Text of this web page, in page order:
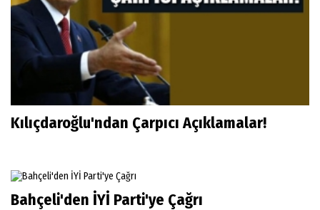
Kılıçdaroğlu'ndan Çarpıcı Açıklamalar!
Bahçeli'den İYİ Parti'ye Çağrı